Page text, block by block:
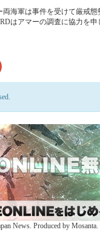
両海軍は事件を受けて厳戒
はアマーの調査に協力を
ク
)
News. Produced by